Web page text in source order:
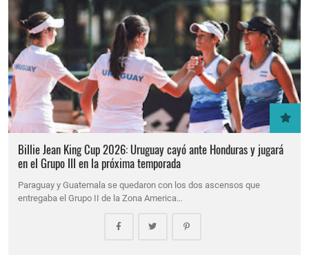
Billie Jean King Cup 2026: Uruguay cayó ante Honduras y jugará
en el Grupo III en la próxima temporada
Paraguay y Guatemala se quedaron con los dos ascensos que
entregaba el Grupo II de la Zona America…